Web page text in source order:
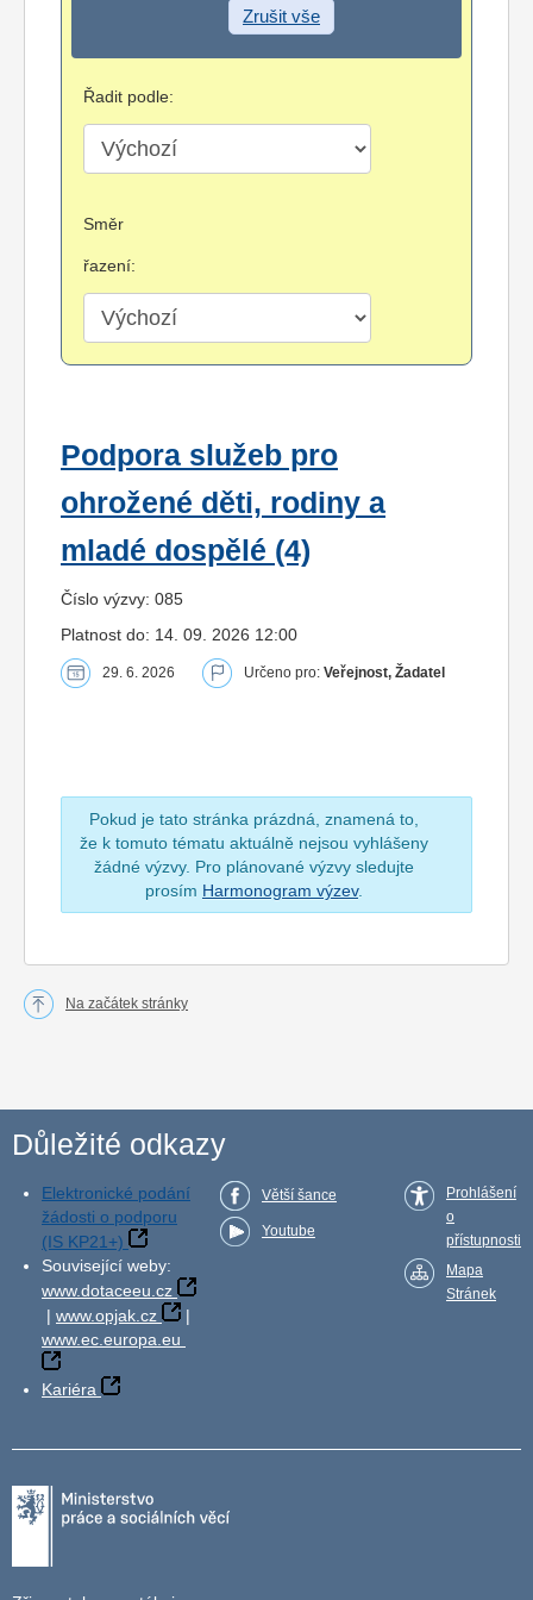
Zrušit vše
Řadit podle:
Směr
řazení:
Podpora služeb pro
ohrožené děti, rodiny a
mladé dospělé (4)
Číslo výzvy: 085
Platnost do: 14. 09. 2026 12:00
29. 6. 2026 Určeno pro: Veřejnost, Žadatel
Pokud je tato stránka prázdná, znamená to,
že k tomuto tématu aktuálně nejsou vyhlášeny
žádné výzvy. Pro plánované výzvy sledujte
prosím Harmonogram výzev.
Na začátek stránky
Důležité odkazy
Elektronické podání
žádosti o podporu
(IS KP21+)
Související weby:
www.dotaceeu.cz
| www.opjak.cz
|
www.ec.europa.eu
Kariéra
Větší šance
Youtube
Prohlášení
o
přístupnosti
Mapa
Stránek